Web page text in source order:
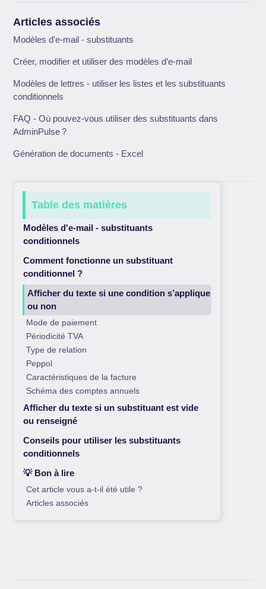
Articles associés
Modèles d'e-mail - substituants
Créer, modifier et utiliser des modèles d’e-mail
Modèles de lettres - utiliser les listes et les substituants
conditionnels
FAQ - Où pouvez-vous utiliser des substituants dans
AdminPulse ?
Génération de documents - Excel
Table des matières
Modèles d'e-mail - substituants
conditionnels
Comment fonctionne un substituant
conditionnel ?
Afficher du texte si une condition s’applique
ou non
Mode de paiement
Périodicité TVA
Type de relation
Peppol
Caractéristiques de la facture
Schéma des comptes annuels
Afficher du texte si un substituant est vide
ou renseigné
Conseils pour utiliser les substituants
conditionnels
💡 Bon à lire
Cet article vous a-t-il été utile ?
Articles associés